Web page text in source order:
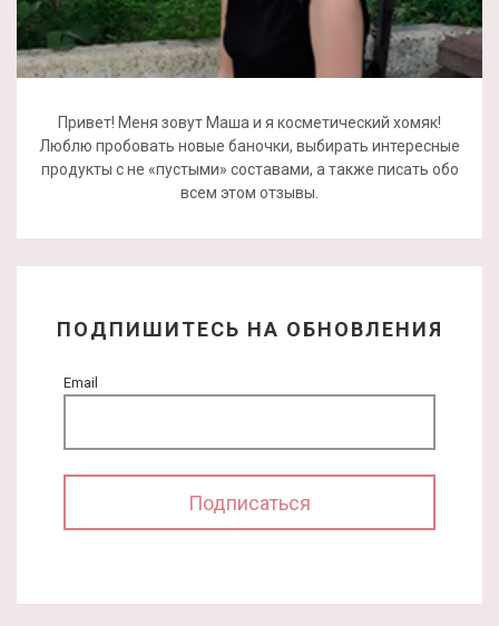
Привет! Меня зовут Маша и я косметический хомяк!
Люблю пробовать новые баночки, выбирать интересные
продукты с не «пустыми» составами, а также писать обо
всем этом отзывы.
ПОДПИШИТЕСЬ НА ОБНОВЛЕНИЯ
Email